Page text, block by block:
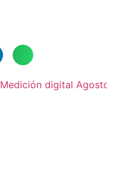
Medición digital